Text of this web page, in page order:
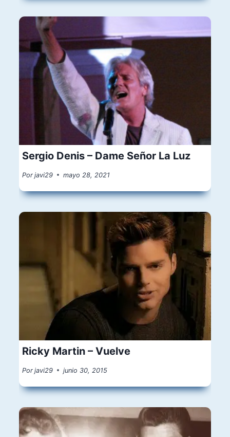
Sergio Denis – Dame Señor La Luz
Por javi29 mayo 28, 2021
Ricky Martin – Vuelve
Por javi29 junio 30, 2015